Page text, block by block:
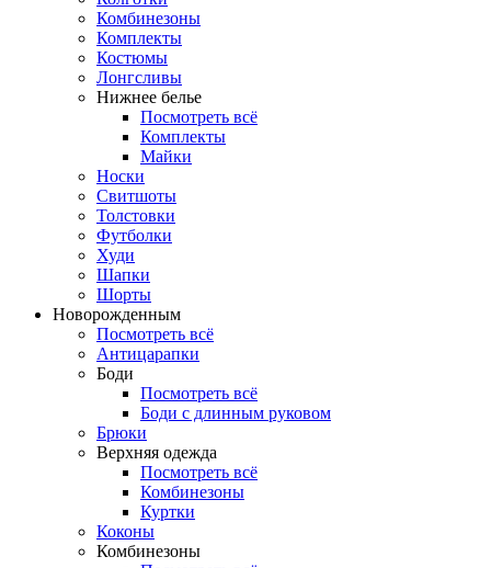
Комбинезоны
Комплекты
Костюмы
Лонгсливы
Нижнее белье
Посмотреть всё
Комплекты
Майки
Носки
Свитшоты
Толстовки
Футболки
Худи
Шапки
Шорты
Новорожденным
Посмотреть всё
Антицарапки
Боди
Посмотреть всё
Боди с длинным руковом
Брюки
Верхняя одежда
Посмотреть всё
Комбинезоны
Куртки
Коконы
Комбинезоны